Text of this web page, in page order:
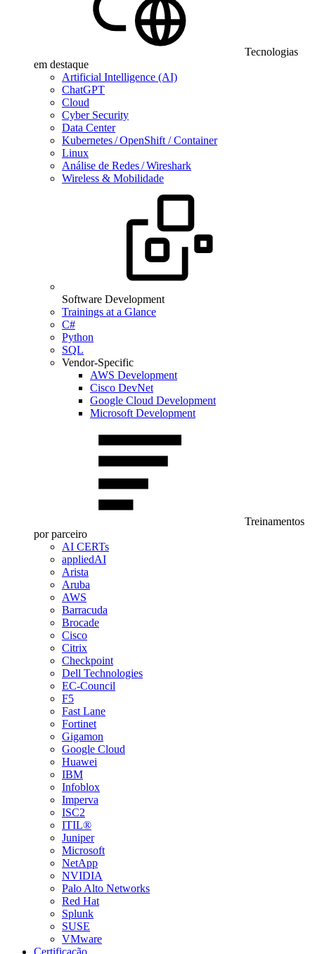
Tecnologias
em destaque
Artificial Intelligence (AI)
ChatGPT
Cloud
Cyber Security
Data Center
Kubernetes / OpenShift / Container
Linux
Análise de Redes / Wireshark
Wireless & Mobilidade
Software Development
Trainings at a Glance
C#
Python
SQL
Vendor-Specific
AWS Development
Cisco DevNet
Google Cloud Development
Microsoft Development
Treinamentos
por parceiro
AI CERTs
appliedAI
Arista
Aruba
AWS
Barracuda
Brocade
Cisco
Citrix
Checkpoint
Dell Technologies
EC-Council
F5
Fast Lane
Fortinet
Gigamon
Google Cloud
Huawei
IBM
Infoblox
Imperva
ISC2
ITIL®
Juniper
Microsoft
NetApp
NVIDIA
Palo Alto Networks
Red Hat
Splunk
SUSE
VMware
Certificação